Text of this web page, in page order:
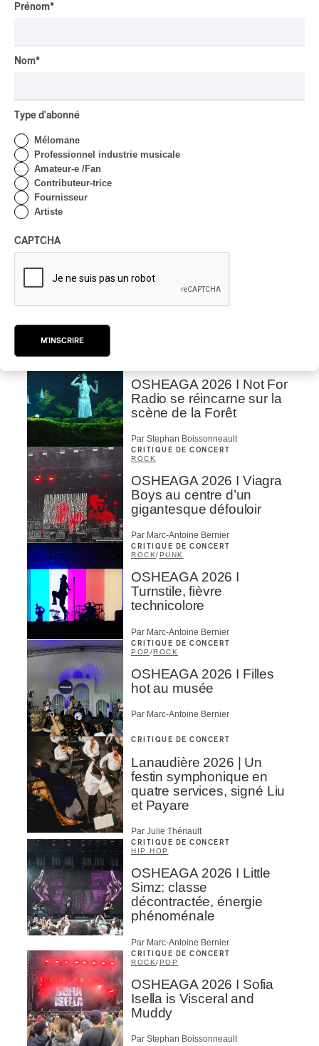
| Robin Servant : la
Domaine Forget 2026
CLASSIQUE
Lanaudière 2026
| Macbeth, une tragédie
portée par des voix
OSHEAGA 2026 I Not For
Radio se réincarne sur la
scène de la Forêt
Par Stephan Boissonneault
CRITIQUE DE CONCERT
ROCK
OSHEAGA 2026 I Viagra
Boys au centre d’un
gigantesque défouloir
Par Marc-Antoine Bernier
CRITIQUE DE CONCERT
ROCK/ PUNK
OSHEAGA 2026 I
Turnstile, fièvre
technicolore
Par Marc-Antoine Bernier
CRITIQUE DE CONCERT
POP /ROCK
OSHEAGA 2026 I Filles
hot au musée
Par Marc-Antoine Bernier
CRITIQUE DE CONCERT
Lanaudière 2026 | Un
festin symphonique en
quatre services, signé Liu
et Payare
Par Julie Thériault
CRITIQUE DE CONCERT
HIP HOP
OSHEAGA 2026 I Little
Simz: classe
décontractée, énergie
phénoménale
Par Marc-Antoine Bernier
CRITIQUE DE CONCERT
ROCK/POP
OSHEAGA 2026 I Sofia
Isella is Visceral and
Muddy
Par Stephan Boissonneault
Prénom*
Nom*
Type d'abonné
Mélomane
Professionnel industrie musicale
Amateur-e /Fan
Contributeur-trice
Fournisseur
Artiste
CAPTCHA
M'INSCRIRE